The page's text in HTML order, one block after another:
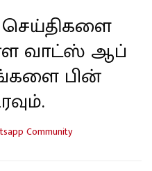
வாட்ஸ் ஆப்
பின்